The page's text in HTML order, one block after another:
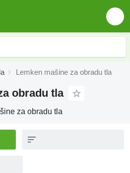
Lemken mašine za obradu tla
obradu tla
za obradu tla